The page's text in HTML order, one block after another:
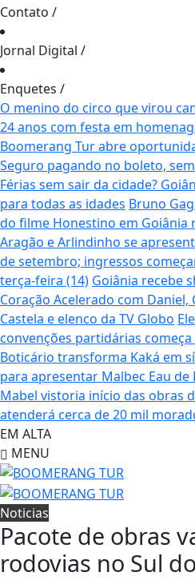
Contato /
Jornal Digital /
Enquetes /
O menino do circo que virou
24 anos com festa em
Boomerang Tur abre
Seguro pagando no boleto,
Férias sem sair da cidade?
para todas as idades Bruno
do filme Honestino em Goiânia
Aragão e Arlindinho se
de setembro; ingressos
terça-feira (14) Goiânia recebe
Coração Acelerado com
Castela e elenco da TV Globo
convenções partidárias
Boticário transforma Kaká em
para apresentar Malbec Eau de
Mabel vistoria início das obras
atenderá cerca de 20 mil
EM ALTA
MENU
Noticias
Pacote de obras
rodovias no Sul